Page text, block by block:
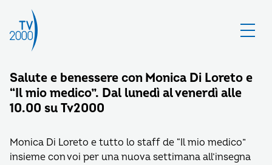
Salute e benessere con Monica Di Loreto e
“Il mio medico”. Dal lunedì al venerdì alle
10.00 su Tv2000
Monica Di Loreto e tutto lo staff de “Il mio medico”
insieme con voi per una nuova settimana all’insegna